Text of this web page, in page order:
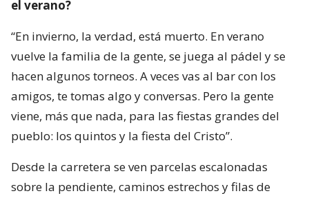
el verano?
“En invierno, la verdad, está muerto. En verano
vuelve la familia de la gente, se juega al pádel y se
hacen algunos torneos. A veces vas al bar con los
amigos, te tomas algo y conversas. Pero la gente
viene, más que nada, para las fiestas grandes del
pueblo: los quintos y la fiesta del Cristo”.
Desde la carretera se ven parcelas escalonadas
sobre la pendiente, caminos estrechos y filas de